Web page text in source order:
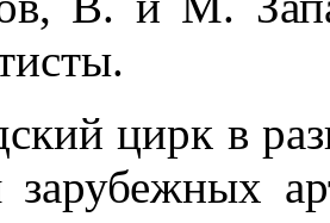
цирк в
зарубежных